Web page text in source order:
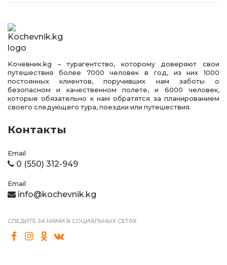
Kочевник.kg – турагентство, которому доверяют свои
путешествия более 7000 человек в год, из них 1000
постоянных клиентов, поручивших нам заботы о
безопасном и качественном полете, и 6000 человек,
которые обязательно к нам обратятся за планированием
своего следующего тура, поездки или путешествия.
Контакты
Email
0 (550) 312-949
Email
info@kochevnik.kg
СЛЕДИТЕ ЗА НАМИ В СОЦИАЛЬНЫХ СЕТЯХ